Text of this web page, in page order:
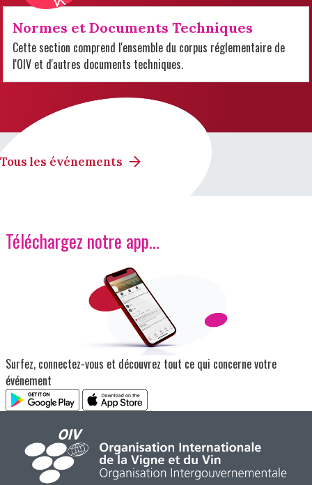
Normes et Documents Techniques
Cette section comprend l'ensemble du corpus réglementaire de
l'OIV et d'autres documents techniques.
Tous les événements
Téléchargez notre app…
Surfez, connectez-vous et découvrez tout ce qui concerne votre
événement